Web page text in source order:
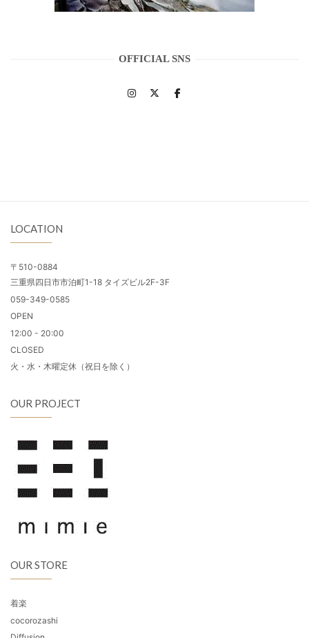
OFFICIAL SNS
LOCATION
〒510-0884
三重県四日市市泊町1-18 タイズビル2F-3F
059-349-0585
OPEN
12:00 - 20:00
CLOSED
火・水・木曜定休（祝日を除く）
OUR PROJECT
OUR STORE
着楽
cocorozashi